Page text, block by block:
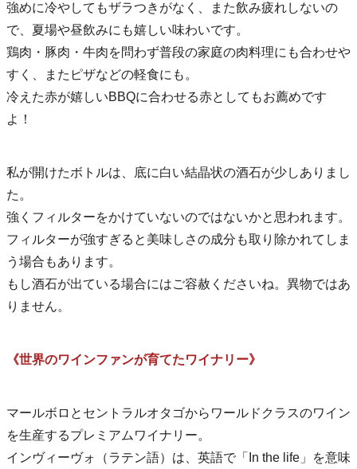
強めに冷やしてもザラつきがなく、また飲み疲れしないの
で、夏場や昼飲みにも嬉しい味わいです。
鶏肉・豚肉・牛肉を問わず普段の家庭の肉料理にも合わせや
すく、またピザなどの軽食にも。
冷えた赤が嬉しいBBQに合わせる赤としてもお薦めです
よ！
私が開けたボトルは、底に白い結晶状の酒石が少しありまし
た。
強くフィルターをかけていないのではないかと思われます。
フィルターが強すぎると美味しさの成分も取り除かれてしま
う場合もあります。
もし酒石が出ている場合にはご容赦くださいね。異物ではあ
りません。
《世界のワインファンが育てたワイナリー》
マールボロとセントラルオタゴからワールドクラスのワイン
を生産するプレミアムワイナリー。
インヴィーヴォ（ラテン語）は、英語で「In the life」を意味